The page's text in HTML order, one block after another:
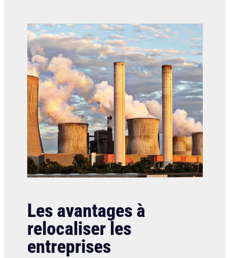
Les avantages à
relocaliser les
entreprises